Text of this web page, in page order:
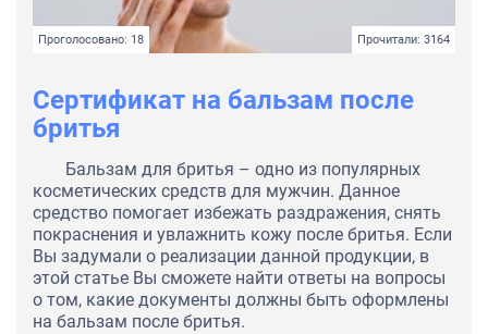
Проголосовано: 18 Прочитали: 3164
Сертификат на бальзам после
бритья
Бальзам для бритья – одно из популярных
косметических средств для мужчин. Данное
средство помогает избежать раздражения, снять
покраснения и увлажнить кожу после бритья. Если
Вы задумали о реализации данной продукции, в
этой статье Вы сможете найти ответы на вопросы
о том, какие документы должны быть оформлены
на бальзам после бритья.